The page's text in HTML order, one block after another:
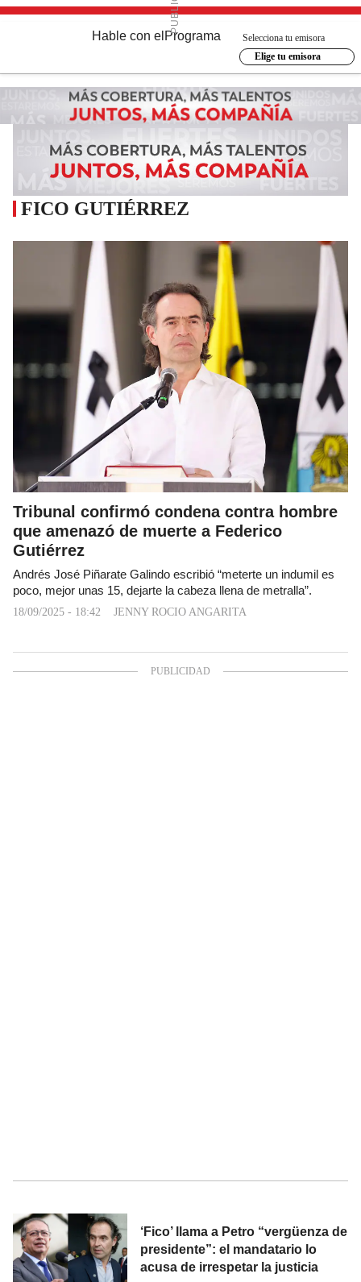
Hable con el Programa
Selecciona tu emisora
Elige tu emisora
FICO GUTIÉRREZ
Tribunal confirmó condena contra hombre
que amenazó de muerte a Federico
Gutiérrez
Andrés José Piñarate Galindo escribió “meterte un indumil es
poco, mejor unas 15, dejarte la cabeza llena de metralla”.
18/09/2025 - 18:42 JENNY ROCIO ANGARITA
‘Fico’ llama a Petro “vergüenza de
presidente”: el mandatario lo
acusa de irrespetar la justicia